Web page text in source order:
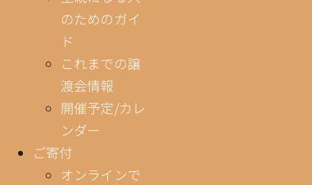
のためのガイ
ド
これまでの譲
渡会情報
開催予定/カレ
ンダー
ご寄付
オンラインで